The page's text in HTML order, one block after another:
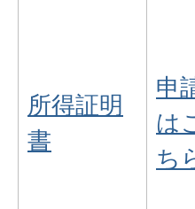
所得証明
書
申
は
ち